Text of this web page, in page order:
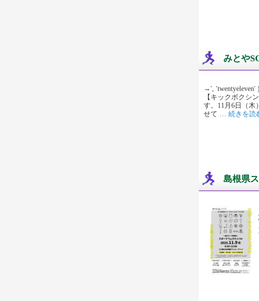
みとや
→', 'twentyeleven'
【キックボクシ
す。11月6日（木
せて … 続きを読
島根県